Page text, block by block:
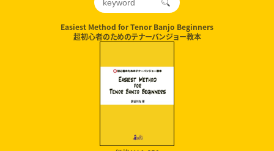
Easiest Method for Tenor Banjo Beginners
超初心者のためのテナーバンジョー教本